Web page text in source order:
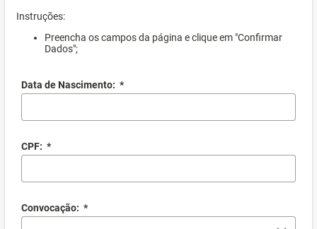
Instruções:
Preencha os campos da página e clique em "Confirmar
Dados";
Data de Nascimento: *
CPF: *
Convocação: *